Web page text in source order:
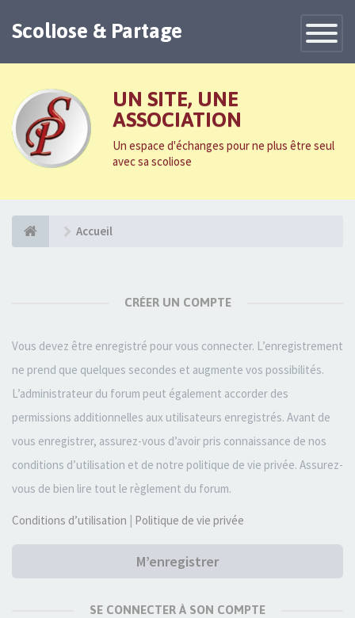
Toggle
Scoliose & Partage
UN SITE, UNE
ASSOCIATION
Un espace d'échanges pour ne plus être seul
avec sa scoliose
Accueil
CRÉER UN COMPTE
Vous devez être enregistré pour vous connecter. L’enregistrement
ne prend que quelques secondes et augmente vos possibilités.
L’administrateur du forum peut également accorder des
permissions additionnelles aux utilisateurs enregistrés. Avant de
vous enregistrer, assurez-vous d’avoir pris connaissance de nos
conditions d’utilisation et de notre politique de vie privée. Assurez-
vous de bien lire tout le règlement du forum.
Conditions d’utilisation | Politique de vie privée
M’enregistrer
SE CONNECTER À SON COMPTE